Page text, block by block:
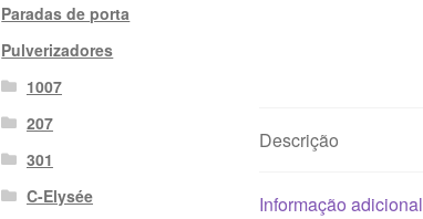
Descrição
Informação adicional
Paradas de porta
Pulverizadores
1007
207
301
C-Elysée